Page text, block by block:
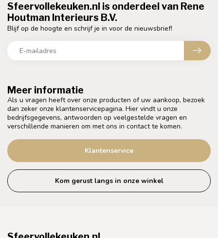
Meer informatie
Als u vragen heeft over onze producten of uw aankoop, bezoek
dan zeker onze klantenservicepagina. Hier vindt u onze
bedrijfsgegevens, antwoorden op veelgestelde vragen en
verschillende manieren om met ons in contact te komen.
Klantenservice
Kom gerust langs in onze winkel
Sfeervollekeuken.nl is onderdeel van Rene
Houtman Interieurs B.V.
Blijf op de hoogte en schrijf je in voor de nieuwsbrief!